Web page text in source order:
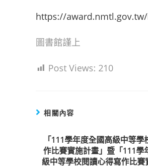
https://
圖書館謹上
Post Views: 210
相關內容
「111學年度全國高級中等學
作比賽實施計畫」暨「111學
級中等學校閱讀心得寫作比賽